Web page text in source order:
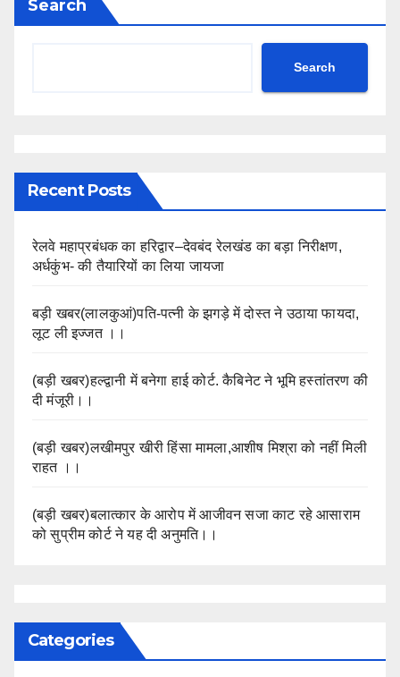
Search
Search
Recent Posts
रेलवे महाप्रबंधक का हरिद्वार–देवबंद रेलखंड का बड़ा निरीक्षण,
अर्धकुंभ- की तैयारियों का लिया जायजा
बड़ी खबर(लालकुआं)पति-पत्नी के झगड़े में दोस्त ने उठाया फायदा,
लूट ली इज्जत ।।
(बड़ी खबर)हल्द्वानी में बनेगा हाई कोर्ट. कैबिनेट ने भूमि हस्तांतरण की
दी मंजूरी।।
(बड़ी खबर)लखीमपुर खीरी हिंसा मामला,आशीष मिश्रा को नहीं मिली
राहत ।।
(बड़ी खबर)बलात्कार के आरोप में आजीवन सजा काट रहे आसाराम
को सुप्रीम कोर्ट ने यह दी अनुमति।।
Categories